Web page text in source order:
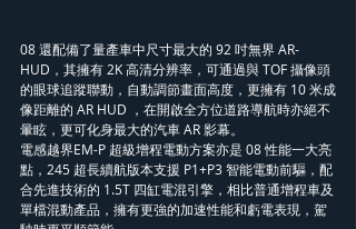
08 還配備了量產車中尺寸最大的 92 吋無界 AR-
HUD，其擁有 2K 高清分辨率，可通過與 TOF 攝像頭
的眼球追蹤聯動，自動調節畫面高度，更擁有 10 米成
像距離的 AR HUD ，在開啟全方位道路導航時亦絕不
暈眩，更可化身最大的汽車 AR 影幕。
電感越界EM-P 超級增程電動方案亦是 08 性能一大亮
點，245 超長續航版本支援 P1+P3 智能電動前驅，配
合先進技術的 1.5T 四缸電混引擎，相比普通增程車及
單檔混動產品，擁有更強的加速性能和虧電表現，駕